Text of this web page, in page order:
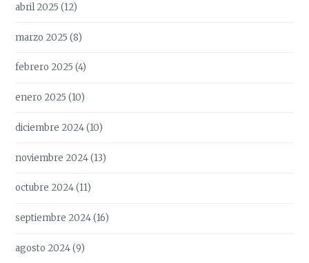
abril 2025 (12)
marzo 2025 (8)
febrero 2025 (4)
enero 2025 (10)
diciembre 2024(10)
noviembre 2024(13)
octubre 2024(11)
septiembre 2024(16)
agosto 2024(9)